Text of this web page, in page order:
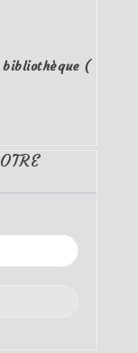
bibliothèque (